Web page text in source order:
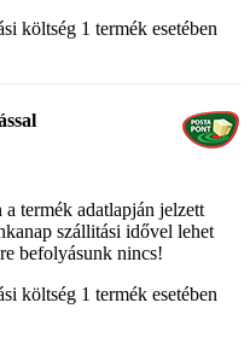
költség 1 termék esetében
termék adatlapján jelzett
szállitási idővel lehet
befolyásunk nincs!
költség 1 termék esetében